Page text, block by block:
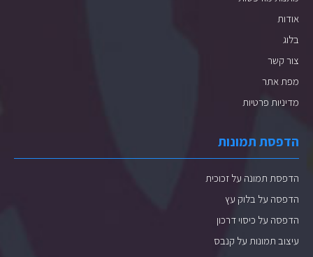
אודות
בלוג
צור קשר
מפת אתר
מדיניות פרטיות
הדפסת תמונות
הדפסת תמונה על זכוכית
הדפסה על בלוק עץ
הדפסה על כיסוי דרכון
עיצוב תמונות על קנבס